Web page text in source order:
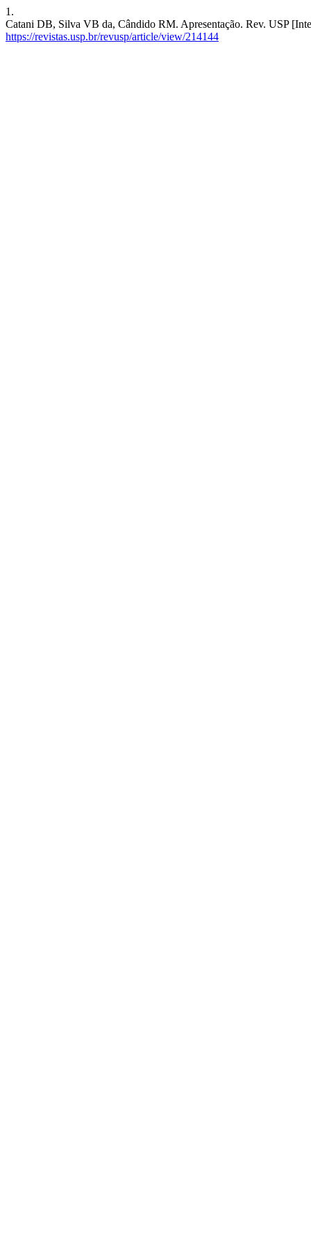
1.
Catani DB, Silva VB da, Cândido RM. Apresentação. Rev. USP
https://revistas.usp.br/revusp/article/view/214144